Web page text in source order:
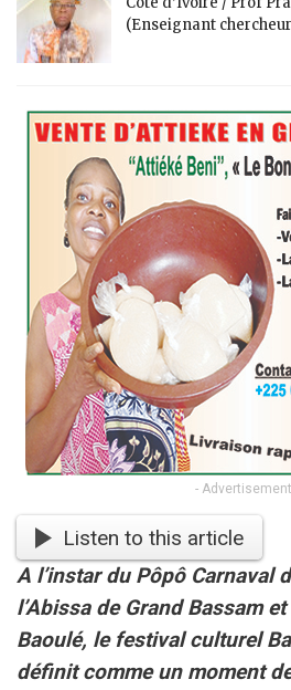
(Enseignant
-
Listen to this article
A l’instar du Pôpô Carnaval
l’Abissa de Grand Bassam
Baoulé, le festival culturel
définit comme un moment